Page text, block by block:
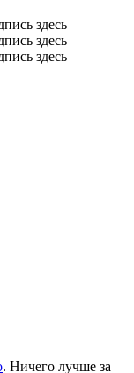
здесь
здесь
здесь
. Ничего лучше за